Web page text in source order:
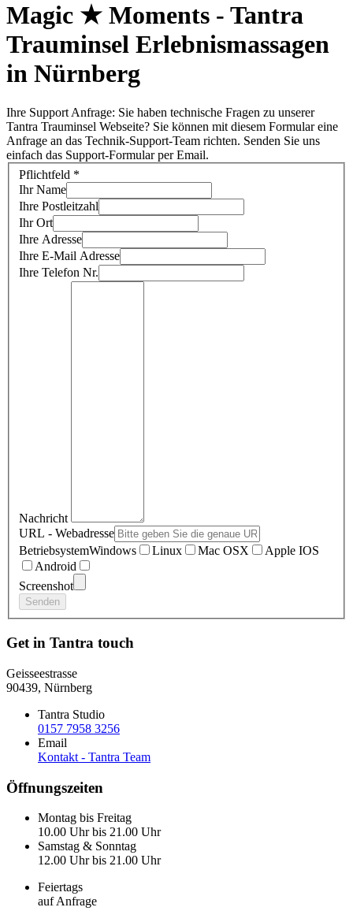
Magic ★ Moments - Tantra
Trauminsel Erlebnismassagen
in Nürnberg
Ihre Support Anfrage: Sie haben technische Fragen zu unserer
Tantra Trauminsel Webseite? Sie können mit diesem Formular eine
Anfrage an das Technik-Support-Team richten. Senden Sie uns
einfach das Support-Formular per Email.
Pflichtfeld *
Ihr Name
Ihre Postleitzahl
Ihr Ort
Ihre Adresse
Ihre E-Mail Adresse
Ihre Telefon Nr.
Nachricht
URL - Webadresse
BetriebsystemWindows Linux Mac OSX
Apple IOS
Android
Screenshot
Get in Tantra touch
Geisseestrasse
90439, Nürnberg
Tantra Studio
0157 7958 3256
Email
Kontakt - Tantra Team
Öffnungszeiten
Montag bis Freitag
10.00 Uhr bis 21.00 Uhr
Samstag & Sonntag
12.00 Uhr bis 21.00 Uhr
Feiertags
auf Anfrage